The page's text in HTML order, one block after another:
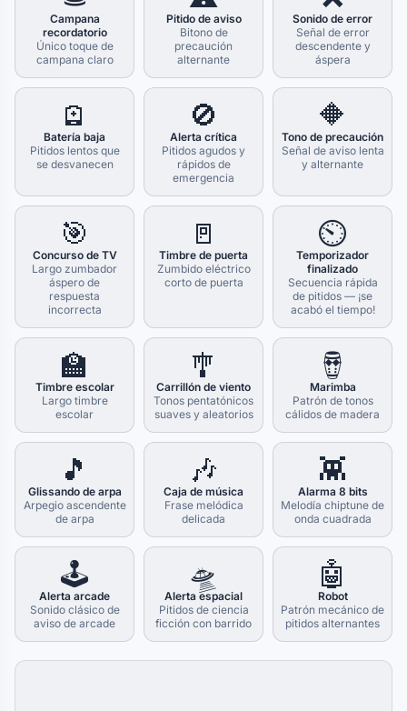
Campana
recordatorio
Único toque de
campana claro
Pitido de aviso
Bitono de
precaución
alternante
Sonido de error
Señal de error
descendente y
áspera
🪫
Batería baja
Pitidos lentos que
se desvanecen
🚫
Alerta crítica
Pitidos agudos y
rápidos de
emergencia
🔶
Tono de precaución
Señal de aviso lenta
y alternante
🎯
Concurso de TV
Largo zumbador
áspero de
respuesta
incorrecta
🚪
Timbre de puerta
Zumbido eléctrico
corto de puerta
⏲️
Temporizador
finalizado
Secuencia rápida
de pitidos — ¡se
acabó el tiempo!
🏫
Timbre escolar
Largo timbre
escolar
🎐
Carrillón de viento
Tonos pentatónicos
suaves y aleatorios
🪘
Marimba
Patrón de tonos
cálidos de madera
🎵
Glissando de arpa
Arpegio ascendente
de arpa
🎶
Caja de música
Frase melódica
delicada
👾
Alarma 8 bits
Melodía chiptune de
onda cuadrada
🕹️
Alerta arcade
Sonido clásico de
aviso de arcade
🛸
Alerta espacial
Pitidos de ciencia
ficción con barrido
🤖
Robot
Patrón mecánico de
pitidos alternantes